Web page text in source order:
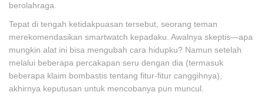
berolahraga.
Tepat di tengah ketidakpuasan tersebut, seorang teman
merekomendasikan smartwatch kepadaku. Awalnya skeptis—apa
mungkin alat ini bisa mengubah cara hidupku? Namun setelah
melalui beberapa percakapan seru dengan dia (termasuk
beberapa klaim bombastis tentang fitur-fitur canggihnya),
akhirnya keputusan untuk mencobanya pun muncul.